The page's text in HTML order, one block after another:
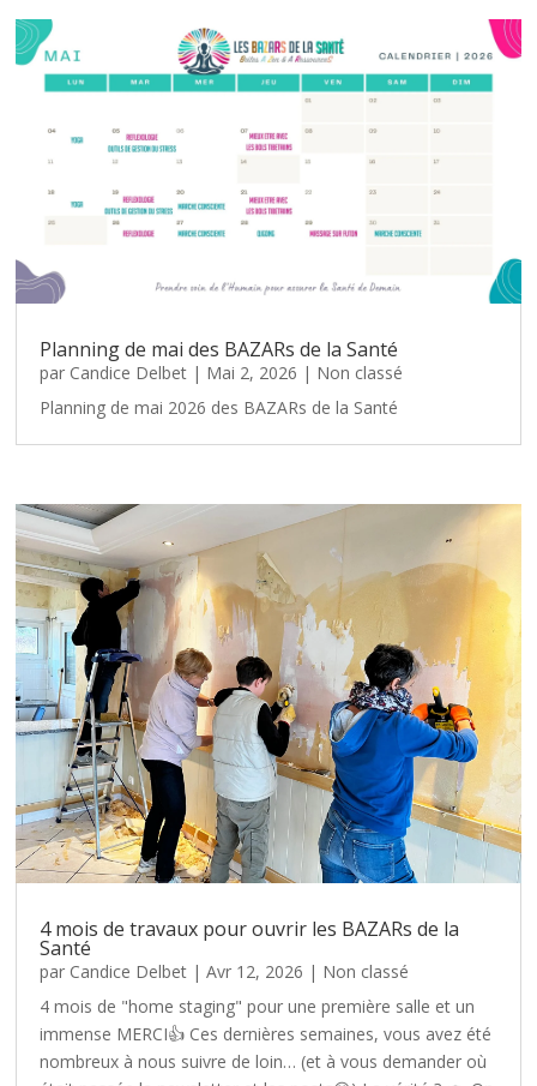
Planning de mai des BAZARs de la Santé
par Candice Delbet | Mai 2, 2026 | Non classé
Planning de mai 2026 des BAZARs de la Santé
4 mois de travaux pour ouvrir les BAZARs de la
Santé
par Candice Delbet |Avr 12, 2026 | Non classé
4 mois de "home staging" pour une première salle et un
immense MERCI👍 Ces dernières semaines, vous avez été
nombreux à nous suivre de loin… (et à vous demander où